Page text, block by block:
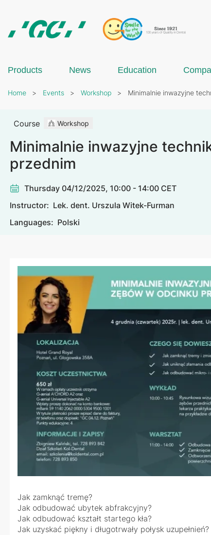
content
N.V.
Products News Education
Breadcrumb
Home Events Workshop Minimalnie inwazyjne
Workshop
Course
Minimalnie inwazyjne
przednim
Thursday 04/12/2025, 10:00 - 14:00 CET
Instructor: Lek. dent. Urszula Witek-Furman
Languages: Polski
Jak zamknąć tremę?
Jak odbudować ubytek abfrakcyjny?
Jak odbudować kształt startego kła?
Jak uzyskać piękny i długotrwały połysk uzupełnień?